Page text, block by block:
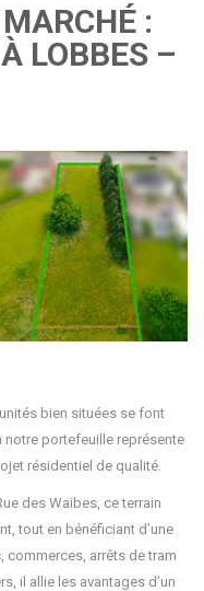
:
LOBBES –
bien situées se font
notre portefeuille représente
résidentiel de qualité.
des Waibes, ce terrain
tout en bénéficiant d’une
commerces, arrêts de tram
il allie les avantages d’un